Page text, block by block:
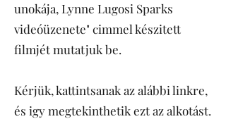
unokája, Lynne Lugosi Sparks
videóüzenete" cimmel készitett
filmjét mutatjuk be.
Kérjük, kattintsanak az alábbi linkre,
és igy megtekinthetik ezt az alkotást.